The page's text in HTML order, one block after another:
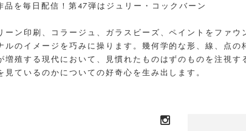
品を毎日配信！第47弾はジュリー・コックバーン
ン印刷、コラージュ、ガラスビーズ、ペイントをファウ
のイメージを巧みに操ります。幾何学的な形、線、点の
殖する現代において、見慣れたものはずのものを注視す
見ているのかについての好奇心を生み出します。